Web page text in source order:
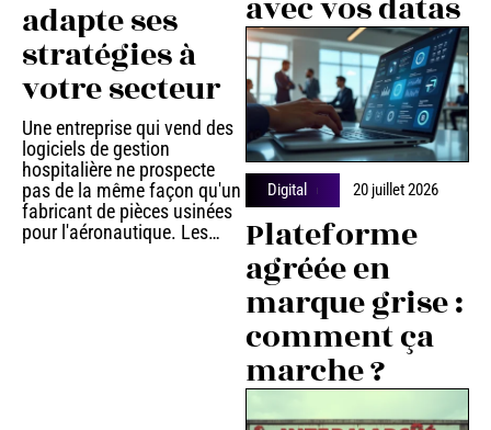
adapte ses
stratégies à
votre secteur
Une entreprise qui vend des
logiciels de gestion
hospitalière ne prospecte
pas de la même façon qu'un
fabricant de pièces usinées
pour l'aéronautique. Les…
Digital 20 juillet 2026
Plateforme
agréée en
marque grise :
comment ça
marche ?